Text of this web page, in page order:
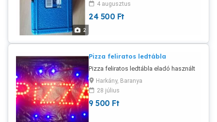
2
4 augusztus
24 500 Ft
Pizza feliratos ledtábla
Pizza feliratos ledtábla eladó használt
Harkány, Baranya
28 július
9 500 Ft